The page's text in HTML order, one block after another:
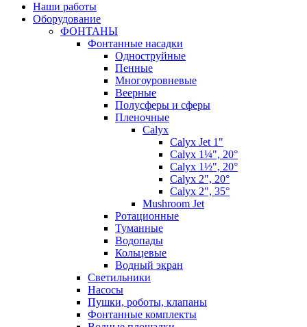
Наши работы
Оборудование
ФОНТАНЫ
Фонтанные насадки
Одноструйные
Пенные
Многоуровневые
Веерные
Полусферы и сферы
Пленочные
Calyx
Calyx Jet 1"
Calyx 1¼", 20°
Calyx 1½", 20°
Calyx 2", 20°
Calyx 2", 35°
Mushroom Jet
Ротационные
Туманные
Водопады
Кольцевые
Водный экран
Cветильники
Насосы
Пушки, роботы, клапаны
Фонтанные комплекты